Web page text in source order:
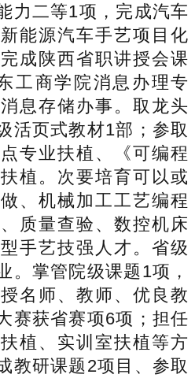
力二等1项，完成汽车
能源汽车手艺项目化
成陕西省职讲授会课
工商学院消息办理专
息存储办事。取龙头
活页式教材1部；参取
专业扶植、《可编程
植。次要培育可以或
、机械加工工艺编程
质量查验、数控机床
手艺技强人才。省级
。掌管院级课题1项，
名师、教师、优良教
赛获省赛项6项；担任
植、实训室扶植等方
教研课题2项目、参取